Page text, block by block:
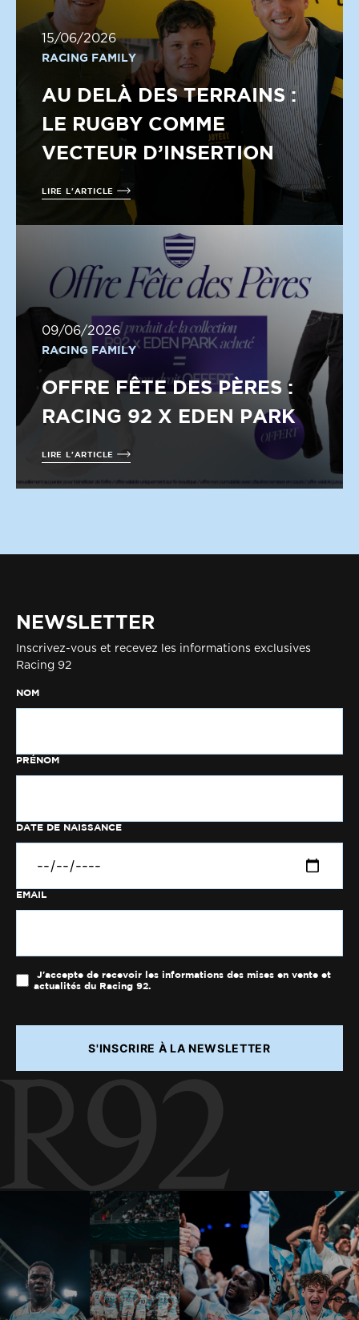
15/06/2026
RACING FAMILY
AU DELÀ DES TERRAINS :
LE RUGBY COMME
VECTEUR D’INSERTION
LIRE L'ARTICLE
09/06/2026
RACING FAMILY
OFFRE FÊTE DES PÈRES :
RACING 92 X EDEN PARK
LIRE L'ARTICLE
NEWSLETTER
Inscrivez-vous et recevez les informations exclusives
Racing 92
NOM
PRÉNOM
DATE DE NAISSANCE
EMAIL
J'accepte de recevoir les informations des mises en vente et
actualités du Racing 92.
S'INSCRIRE À LA NEWSLETTER